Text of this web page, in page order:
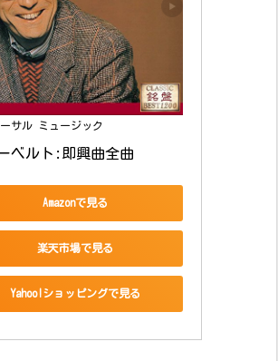
サル ミュージック
ベルト:即興曲全曲
Amazonで見る
楽天市場で見る
Yahoo!ショッピングで見る